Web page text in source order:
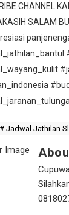
CHANNEL
SALAM
# Jadwal Jathilan